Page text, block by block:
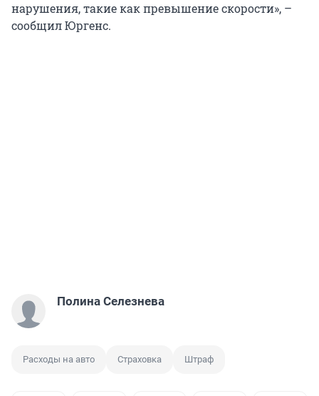
нарушения, такие как превышение скорости», –
сообщил Юргенс.
Полина Селезнева
Расходы на авто Страховка Штраф